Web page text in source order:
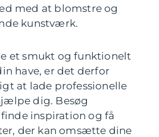
med at blomstre og
kunstværk.
et smukt og funktionelt
have, er det derfor
at lade professionelle
dig. Besøg
inspiration og få
der kan omsætte dine